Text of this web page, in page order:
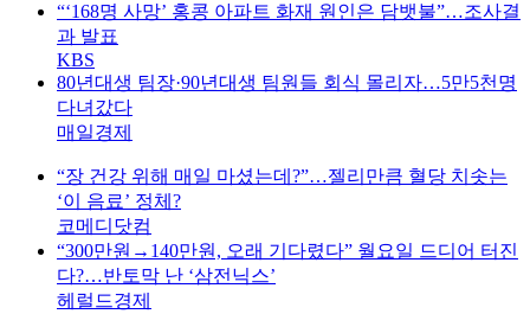
“‘168명 사망’ 홍콩 아파트 화재 원인은 담뱃불”…조사결
과 발표
KBS
80년대생 팀장·90년대생 팀원들 회식 몰리자…5만5천명
다녀갔다
매일경제
“장 건강 위해 매일 마셨는데?”…젤리만큼 혈당 치솟는
‘이 음료’ 정체?
코메디닷컴
“300만원→140만원, 오래 기다렸다” 월요일 드디어 터진
다?…반토막 난 ‘삼전닉스’
헤럴드경제